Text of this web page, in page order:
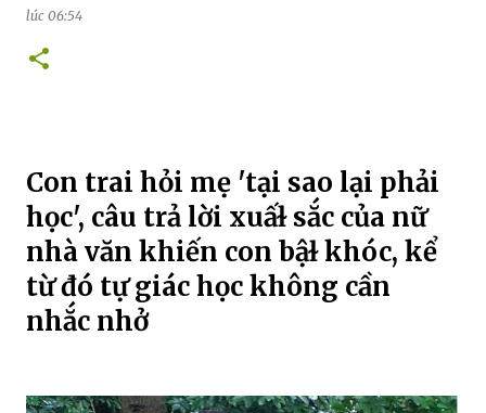
lúc 06:54
Con trai hỏi mẹ 'tại sao lại phải
học', câu trả lời xuấɫ sắc của nữ
nhà văn khiến con bậɫ khóc, kể
từ đó tự giác học không cần
nhắc nhở